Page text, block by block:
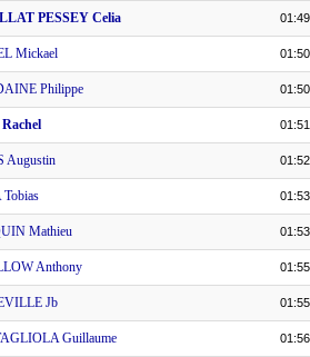
PESSEY Celia
Mickael
Philippe
Augustin
Mathieu
Anthony
Jb
Guillaume